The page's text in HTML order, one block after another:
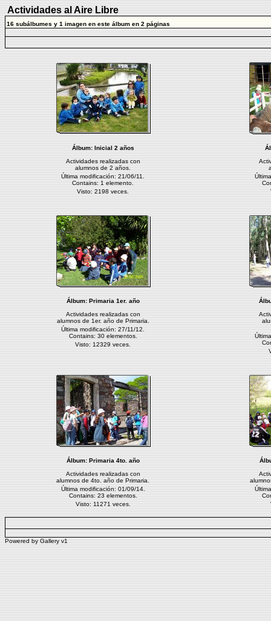
Actividades al Aire Libre
16 subálbumes y 1 imagen en este álbum en 2 páginas
Álbum: Inicial 2 años
Actividades realizadas con
alumnos de 2 años.
Última modificación: 21/06/11.
Contains: 1 elemento.
Visto: 2198 veces.
Álbum: Primaria 1er. año
Actividades realizadas con
alumnos de 1er. año de Primaria.
Última modificación: 27/11/12.
Contains: 30 elementos.
Visto: 12329 veces.
Álbum: Primaria 4to. año
Actividades realizadas con
alumnos de 4to. año de Primaria.
Última modificación: 01/09/14.
Contains: 23 elementos.
Visto: 11271 veces.
Powered by Gallery v1